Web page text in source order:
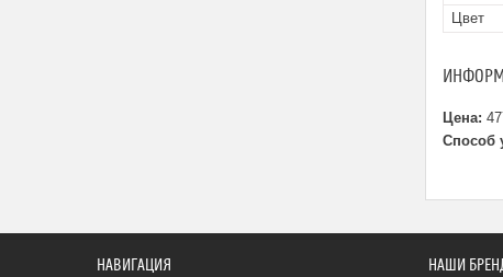
Цвет
Цена:
Способ
НАВИГАЦИЯ НАШИ